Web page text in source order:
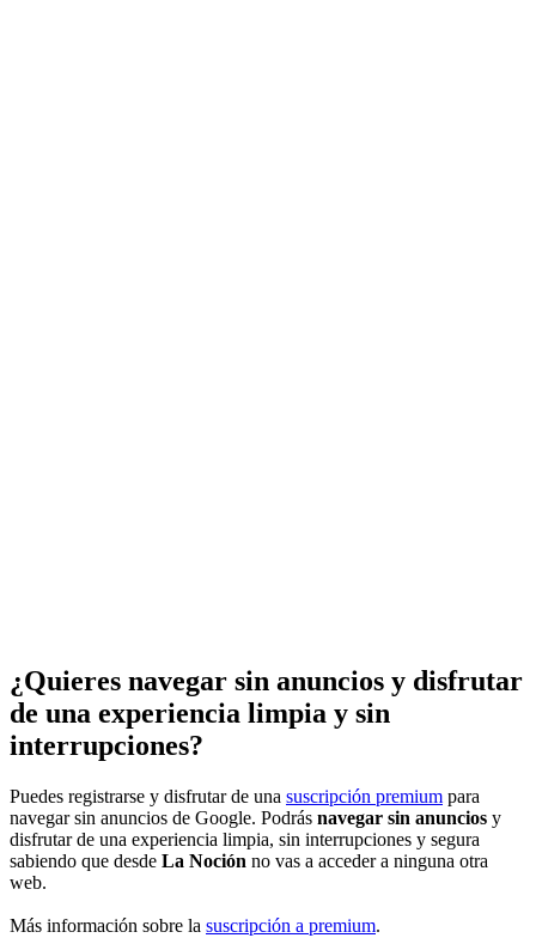
¿Quieres navegar sin anuncios y disfrutar
de una experiencia limpia y sin
interrupciones?
Puedes registrarse y disfrutar de una suscripción premium para
navegar sin anuncios de Google. Podrás navegar sin anuncios y
disfrutar de una experiencia limpia, sin interrupciones y segura
sabiendo que desde La Noción no vas a acceder a ninguna otra
web.
Más información sobre la suscripción a premium.